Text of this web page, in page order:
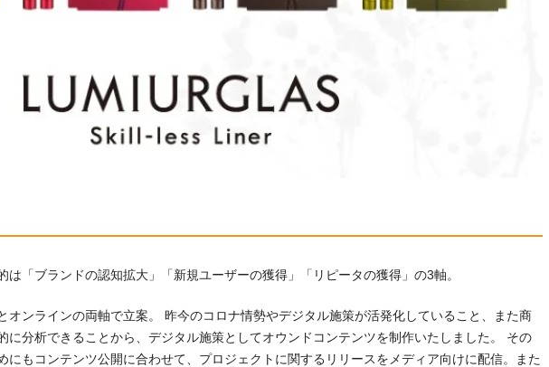
は「ブランドの認知拡大」「新規ユーザーの獲得」「リピータの獲得」の3軸。
オンラインの両軸で立案。 昨今のコロナ情勢やデジタル施策が活発化していること、また商
に分析できることから、デジタル施策としてオウンドコンテンツを制作いたしました。 その
にもコンテンツ公開に合わせて、プロジェクトに関するリリースをメディア向けに配信。また